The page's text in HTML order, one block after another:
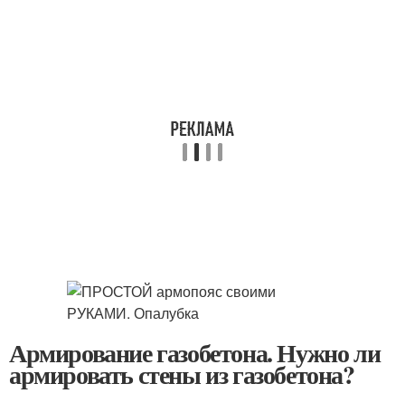
Армирование газобетона. Нужно ли
армировать стены из газобетона?